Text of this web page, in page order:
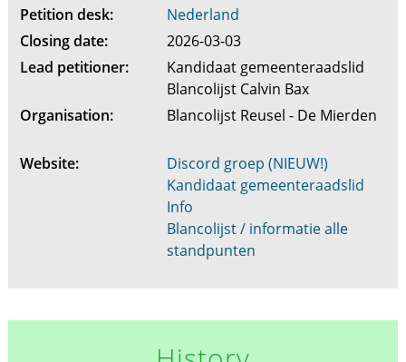
Petition desk:
Nederland
Closing date:
2026-03-03
Lead petitioner:
Kandidaat gemeenteraadslid
Blancolijst Calvin Bax
Organisation:
Blancolijst Reusel - De Mierden
Website:
Discord groep (NIEUW!)
Kandidaat gemeenteraadslid
Info
Blancolijst / informatie alle
standpunten